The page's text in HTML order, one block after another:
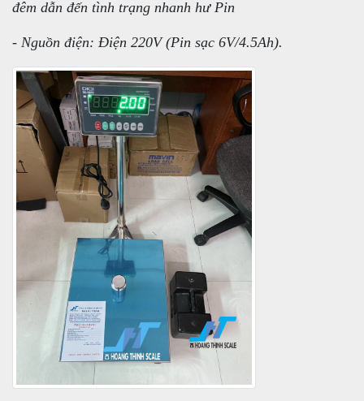
đêm dẫn đến tình trạng nhanh hư Pin
- Nguồn điện: Điện 220V (Pin sạc 6V/4.5Ah).